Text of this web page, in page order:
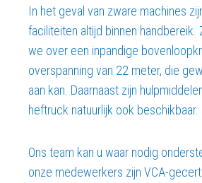
In het geval van zware machines
faciliteiten altijd binnen handbereik.
we over een inpandige
overspanning van 22 meter, die
aan kan. Daarnaast zijn
heftruck natuurlijk ook beschikbaar.
Ons team kan u waar nodig
onze medewerkers zijn VCA-